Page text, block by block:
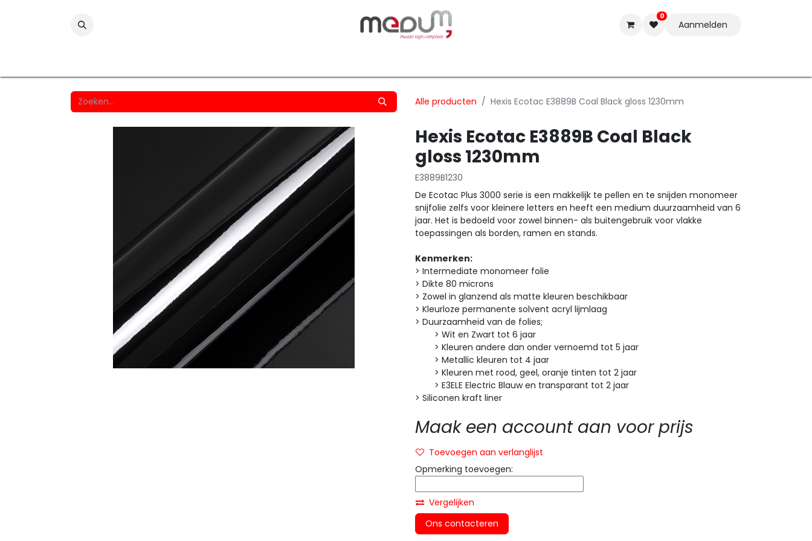
0
Aanmelden
Alle producten Hexis Ecotac E3889B Coal Black gloss 1230mm
Hexis Ecotac E3889B Coal Black
gloss 1230mm
E3889B1230
De Ecotac Plus 3000 serie is een makkelijk te pellen en te snijden monomeer
snijfolie zelfs voor kleinere letters en heeft een medium duurzaamheid van 6
jaar. Het is bedoeld voor zowel binnen- als buitengebruik voor vlakke
toepassingen als borden, ramen en stands.
Kenmerken:
> Intermediate monomeer folie
> Dikte 80 microns
> Zowel in glanzend als matte kleuren beschikbaar
> Kleurloze permanente solvent acryl lijmlaag
> Duurzaamheid van de folies;
> Wit en Zwart tot 6 jaar
> Kleuren andere dan onder vernoemd tot 5 jaar
> Metallic kleuren tot 4 jaar
> Kleuren met rood, geel, oranje tinten tot 2 jaar
> E3ELE Electric Blauw en transparant tot 2 jaar
> Siliconen kraft liner
Maak een account aan voor prijs
Toevoegen aan verlanglijst
Opmerking toevoegen:
Vergelijken
Ons contacteren